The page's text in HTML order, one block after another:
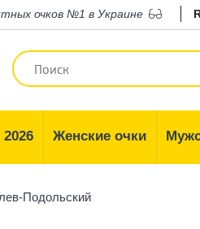
очков №1 в Украине
Женские очки
Подольский